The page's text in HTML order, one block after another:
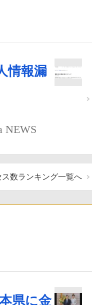
情報漏
NEWS
ス数ランキング一覧へ
県に金